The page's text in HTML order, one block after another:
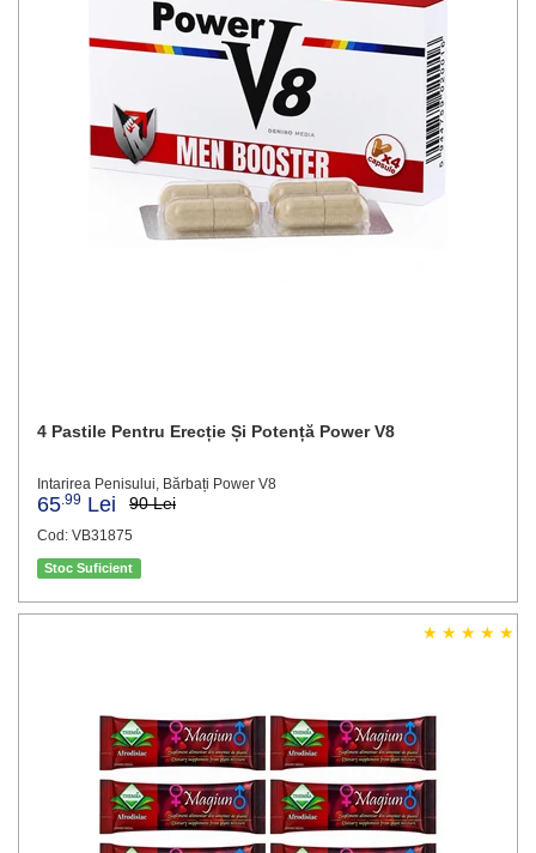
4 Pastile Pentru Erecție Și Potență Power V8
Intarirea Penisului, Bărbați Power V8
65 .99 Lei 90 Lei
Cod: VB31875
Stoc Suficient